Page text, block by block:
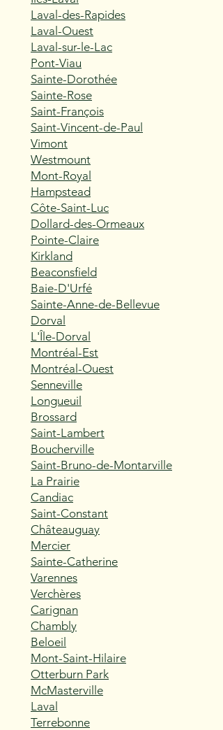
Laval-des-Rapides
Laval-Ouest
Laval-sur-le-Lac
Pont-Viau
Sainte-Dorothée
Sainte-Rose
Saint-François
Saint-Vincent-de-Paul
Vimont
Westmount
Mont-Royal
Hampstead
Côte-Saint-Luc
Dollard-des-Ormeaux
Pointe-Claire
Kirkland
Beaconsfield
Baie-D'Urfé
Sainte-Anne-de-Bellevue
Dorval
L'Île-Dorval
Montréal-Est
Montréal-Ouest
Senneville
Longueuil
Brossard
Saint-Lambert
Boucherville
Saint-Bruno-de-Montarville
La Prairie
Candiac
Saint-Constant
Châteauguay
Mercier
Sainte-Catherine
Varennes
Verchères
Carignan
Chambly
Beloeil
Mont-Saint-Hilaire
Otterburn Park
McMasterville
Laval
Terrebonne